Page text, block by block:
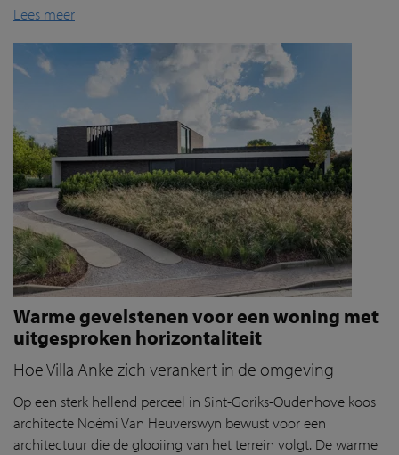
Lees meer
Warme gevelstenen voor een woning met
uitgesproken horizontaliteit
Hoe Villa Anke zich verankert in de omgeving
Op een sterk hellend perceel in Sint-Goriks-Oudenhove koos
architecte Noémi Van Heuverswyn bewust voor een
architectuur die de glooiing van het terrein volgt. De warme